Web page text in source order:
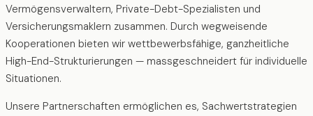
Vermögensverwaltern, Private-Debt-Spezialisten und
Versicherungsmaklern zusammen. Durch wegweisende
Kooperationen bieten wir wettbewerbsfähige, ganzheitliche
High-End-Strukturierungen — massgeschneidert für individuelle
Situationen.
Unsere Partnerschaften ermöglichen es, Sachwertstrategien